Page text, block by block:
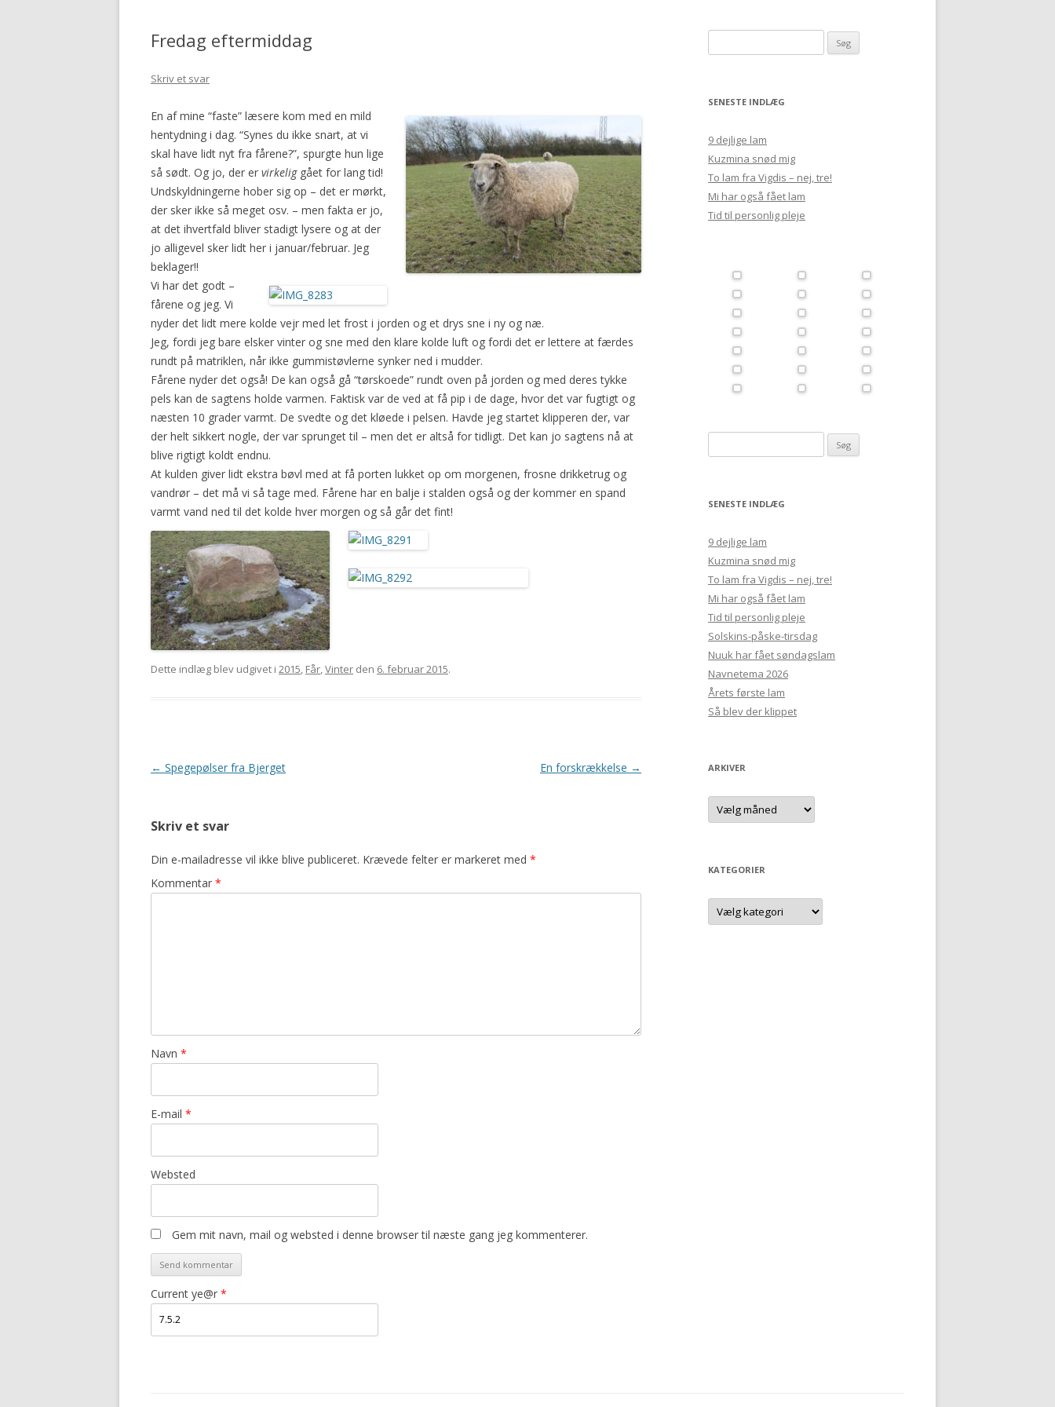
MYSE
MØ
OH LAND
PERSILLE
TÅGEHORNET
PERLE
Fredag eftermiddag
Skriv et svar
En af mine “faste” læsere kom med en mild
hentydning i dag. “Synes du ikke snart, at vi
skal have lidt nyt fra fårene?”, spurgte hun lige
så sødt. Og jo, der er virkeliggået for lang tid!
Undskyldningerne hober sig op – det er mørkt,
der sker ikke så meget osv. – men fakta er jo,
at det ihvertfald bliver stadigt lysere og at der
jo alligevel sker lidt her i januar/februar. Jeg
beklager!!
Vi har det godt –
fårene og jeg. Vi
nyder det lidt mere kolde vejr med let frost i jorden og et drys sne i ny og næ.
Jeg, fordi jeg bare elsker vinter og sne med den klare kolde luft og fordi det er lettere at færdes
rundt på matriklen, når ikke gummistøvlerne synker ned i mudder.
Fårene nyder det også! De kan også gå “tørskoede” rundt oven på jorden og med deres tykke
pels kan de sagtens holde varmen. Faktisk var de ved at få pip i de dage, hvor det var fugtigt og
næsten 10 grader varmt. De svedte og det kløede i pelsen. Havde jeg startet klipperen der, var
der helt sikkert nogle, der var sprunget til – men det er altså for tidligt. Det kan jo sagtens nå at
blive rigtigt koldt endnu.
At kulden giver lidt ekstra bøvl med at få porten lukket op om morgenen, frosne drikketrug og
vandrør – det må vi så tage med. Fårene har en balje i stalden også og der kommer en spand
varmt vand ned til det kolde hver morgen og så går det fint!
Dette indlæg blev udgivet i 2015, Får,Vinter den 6. februar 2015.
Indlægsnavigation
← Spegepølser fra Bjerget En forskrækkelse →
Skriv et svar
Din e-mailadresse vil ikke blive publiceret. Krævede felter er markeret med *
Kommentar *
Navn *
E-mail *
Websted
Gem mit navn, mail og websted i denne browser til næste gang jeg kommenterer.
Current ye@r *
efter:
SENESTE INDLÆG
9 dejlige lam
Kuzmina snød mig
To lam fra Vigdis – nej, tre!
Mi har også fået lam
Tid til personlig pleje
efter:
SENESTE INDLÆG
9 dejlige lam
Kuzmina snød mig
To lam fra Vigdis – nej, tre!
Mi har også fået lam
Tid til personlig pleje
Solskins-påske-tirsdag
Nuuk har fået søndagslam
Navnetema 2026
Årets første lam
Så blev der klippet
ARKIVER
Arkiver
KATEGORIER
Kategorier